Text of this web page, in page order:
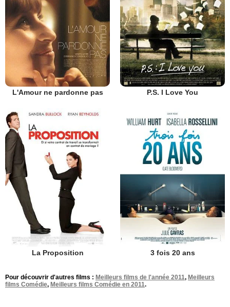
L'Amour ne pardonne pas P.S. I Love You
La Proposition 3 fois 20 ans
Pour découvrir d'autres films : Meilleurs films de l'année 2011, Meilleurs
films Comédie, Meilleurs films Comédie en 2011.